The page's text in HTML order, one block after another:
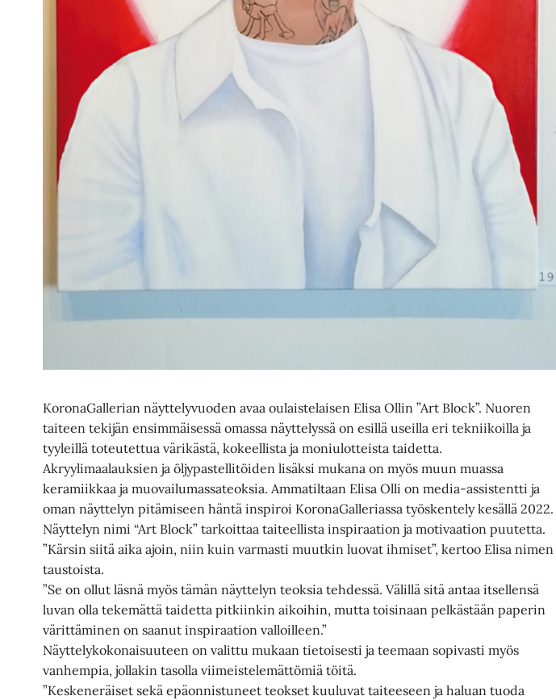
KoronaGallerian näyttelyvuoden avaa oulaistelaisen Elisa Ollin ”Art Block”. Nuoren
taiteen tekijän ensimmäisessä omassa näyttelyssä on esillä useilla eri tekniikoilla ja
tyyleillä toteutettua värikästä, kokeellista ja moniulotteista taidetta.
Akryylimaalauksien ja öljypastellitöiden lisäksi mukana on myös muun muassa
keramiikkaa ja muovailumassateoksia. Ammatiltaan Elisa Olli on media-assistentti ja
oman näyttelyn pitämiseen häntä inspiroi KoronaGalleriassa työskentely kesällä 2022.
Näyttelyn nimi “Art Block” tarkoittaa taiteellista inspiraation ja motivaation puutetta.
”Kärsin siitä aika ajoin, niin kuin varmasti muutkin luovat ihmiset”, kertoo Elisa nimen
taustoista.
”Se on ollut läsnä myös tämän näyttelyn teoksia tehdessä. Välillä sitä antaa itsellensä
luvan olla tekemättä taidetta pitkiinkin aikoihin, mutta toisinaan pelkästään paperin
värittäminen on saanut inspiraation valloilleen.”
Näyttelykokonaisuuteen on valittu mukaan tietoisesti ja teemaan sopivasti myös
vanhempia, jollakin tasolla viimeistelemättömiä töitä.
”Keskeneräiset sekä epäonnistuneet teokset kuuluvat taiteeseen ja haluan tuoda